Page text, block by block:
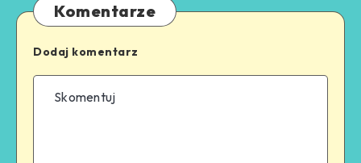
Komentarze
Dodaj komentarz